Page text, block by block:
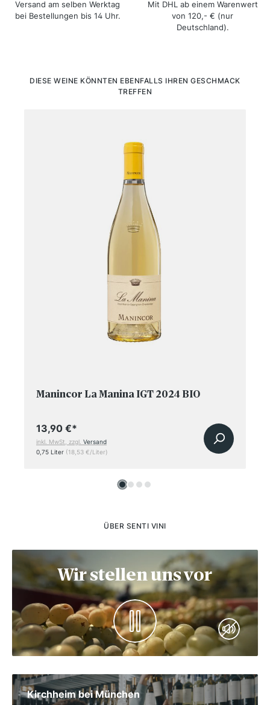
Versand am selben Werktag
bei Bestellungen bis 14 Uhr.
Mit DHL ab einem Warenwert
von 120,- € (nur
Deutschland).
Produktgalerie überspringen
DIESE WEINE KÖNNTEN EBENFALLS IHREN GESCHMACK
TREFFEN
Manincor La Manina IGT 2024 BIO
13,90 €*
inkl. MwSt, zzgl. Versand
0,75 Liter (18,53 €/Liter)
ÜBER SENTI VINI
Wir stellen uns vor
Kirchheim bei München